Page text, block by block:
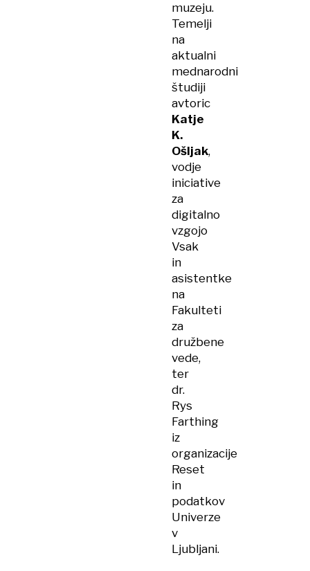
muzeju.
Temelji
na
aktualni
mednarodni
študiji
avtoric
Katje
K.
Ošljak,
vodje
iniciative
za
digitalno
vzgojo
Vsak
in
asistentke
na
Fakulteti
za
družbene
vede,
ter
dr.
Rys
Farthing
iz
organizacije
Reset
in
podatkov
Univerze
v
Ljubljani.